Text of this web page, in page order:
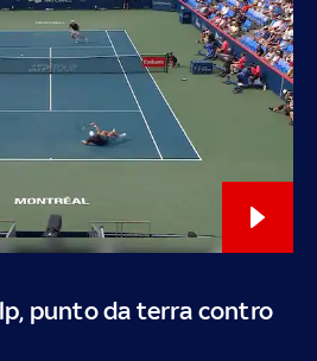
punto da terra contro